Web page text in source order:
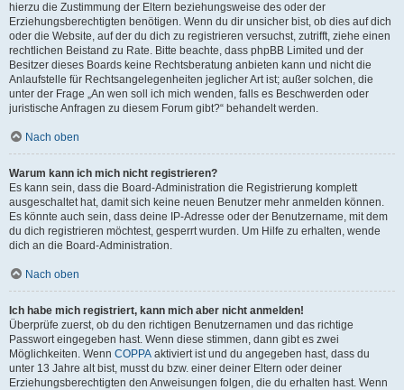
hierzu die Zustimmung der Eltern beziehungsweise des oder der
Erziehungsberechtigten benötigen. Wenn du dir unsicher bist, ob dies auf dich
oder die Website, auf der du dich zu registrieren versuchst, zutrifft, ziehe einen
rechtlichen Beistand zu Rate. Bitte beachte, dass phpBB Limited und der
Besitzer dieses Boards keine Rechtsberatung anbieten kann und nicht die
Anlaufstelle für Rechtsangelegenheiten jeglicher Art ist; außer solchen, die
unter der Frage „An wen soll ich mich wenden, falls es Beschwerden oder
juristische Anfragen zu diesem Forum gibt?“ behandelt werden.
Nach oben
Warum kann ich mich nicht registrieren?
Es kann sein, dass die Board-Administration die Registrierung komplett
ausgeschaltet hat, damit sich keine neuen Benutzer mehr anmelden können.
Es könnte auch sein, dass deine IP-Adresse oder der Benutzername, mit dem
du dich registrieren möchtest, gesperrt wurden. Um Hilfe zu erhalten, wende
dich an die Board-Administration.
Nach oben
Ich habe mich registriert, kann mich aber nicht anmelden!
Überprüfe zuerst, ob du den richtigen Benutzernamen und das richtige
Passwort eingegeben hast. Wenn diese stimmen, dann gibt es zwei
Möglichkeiten. Wenn COPPA aktiviert ist und du angegeben hast, dass du
unter 13 Jahre alt bist, musst du bzw. einer deiner Eltern oder deiner
Erziehungsberechtigten den Anweisungen folgen, die du erhalten hast. Wenn